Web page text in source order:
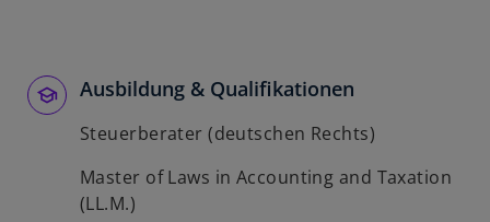
g
e
f
Ausbildung & Qualifikationen
Steuerberater (deutschen Rechts)
Master of Laws in Accounting and Taxation
(LL.M.)